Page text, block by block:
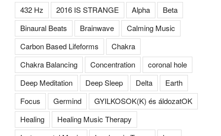
432 Hz 2016 IS STRANGE Alpha
Beta
Binaural Beats
Brainwave
Calming Music
Carbon Based Lifeforms
Chakra
Chakra Balancing
Concentration
coronal hole
Deep Meditation
Deep Sleep Delta
Earth
Focus
Germind
GYILKOSOK(K) és áldozatOK
Healing
Healing Music Therapy